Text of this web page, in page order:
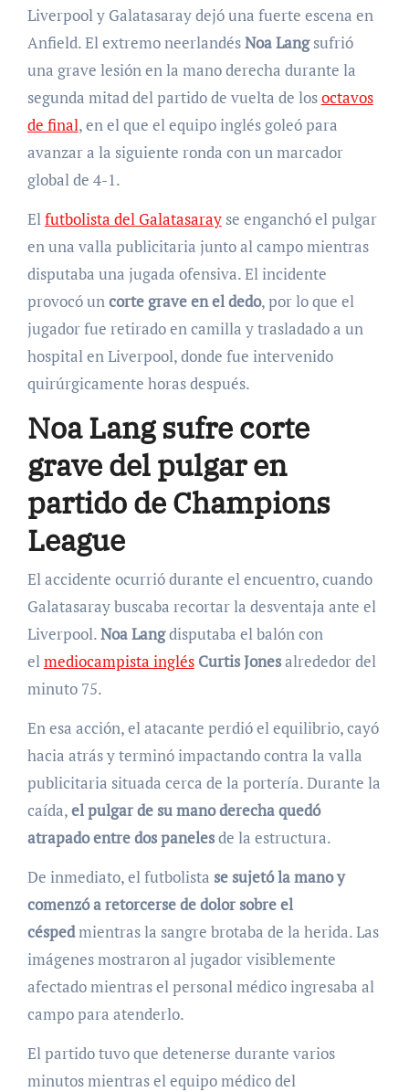
Liverpool y Galatasaray dejó una fuerte escena en
Anfield. El extremo neerlandésNoa Langsufrió
una grave lesión en la mano derecha durante la
segunda mitad del partido de vuelta de losoctavos
de final, en el que el equipo inglés goleó para
avanzar a la siguiente ronda con un marcador
global de 4-1.
Elfutbolista del Galatasarayse enganchó el pulgar
en una valla publicitaria junto al campo mientras
disputaba una jugada ofensiva. El incidente
provocó uncorte grave en el dedo, por lo que el
jugador fue retirado en camilla y trasladado a un
hospital en Liverpool, donde fue intervenido
quirúrgicamente horas después.
Noa Lang sufre corte
grave del pulgar en
partido de Champions
League
El accidente ocurrió durante el encuentro, cuando
Galatasaray buscaba recortar la desventaja ante el
Liverpool.Noa Langdisputaba el balón con
el mediocampista inglés Curtis Jonesalrededor del
minuto 75.
En esa acción, el atacante perdió el equilibrio, cayó
hacia atrás y terminó impactando contra la valla
publicitaria situada cerca de la portería. Durante la
caída,el pulgar de su mano derecha quedó
atrapado entre dos panelesde la estructura.
De inmediato, el futbolista se sujetó la mano y
comenzó a retorcerse de dolor sobre el
céspedmientras la sangre brotaba de la herida. Las
imágenes mostraron al jugador visiblemente
afectado mientras el personal médico ingresaba al
campo para atenderlo.
El partido tuvo que detenerse durante varios
minutos mientras el equipo médico del